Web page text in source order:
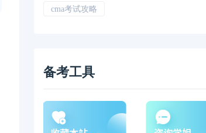
cma考试攻略
备考工具